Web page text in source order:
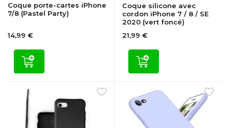
Coque porte-cartes iPhone
7/8 (Pastel Party)
14,99 €
Coque silicone avec
cordon iPhone 7 / 8 / SE
2020 (vert foncé)
21,99 €